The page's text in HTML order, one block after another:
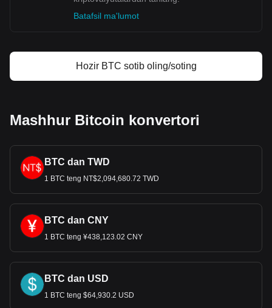
Batafsil ma'lumot
Hozir BTC sotib oling/soting
Mashhur Bitcoin konvertori
BTC dan TWD
1 BTC teng NT$2,094,680.72 TWD
BTC dan CNY
1 BTC teng ¥438,123.02 CNY
BTC dan USD
1 BTC teng $64,930.2 USD